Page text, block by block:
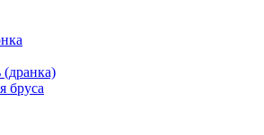
бруса